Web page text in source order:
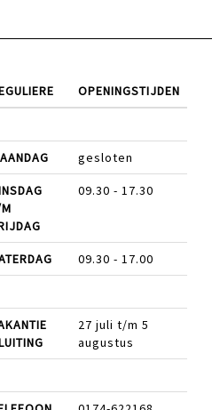
OPENINGSTIJDEN
gesloten
09.30 - 17.30
09.30 - 17.00
27 juli t/m 5
augustus